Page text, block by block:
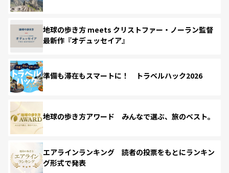
地球の歩き方 meets クリストファー・ノーラン監督
最新作『オデュッセイア』
準備も滞在もスマートに！ トラベルハック2026
地球の歩き方アワード みんなで選ぶ、旅のベスト。
エアラインランキング 読者の投票をもとにランキン
グ形式で発表